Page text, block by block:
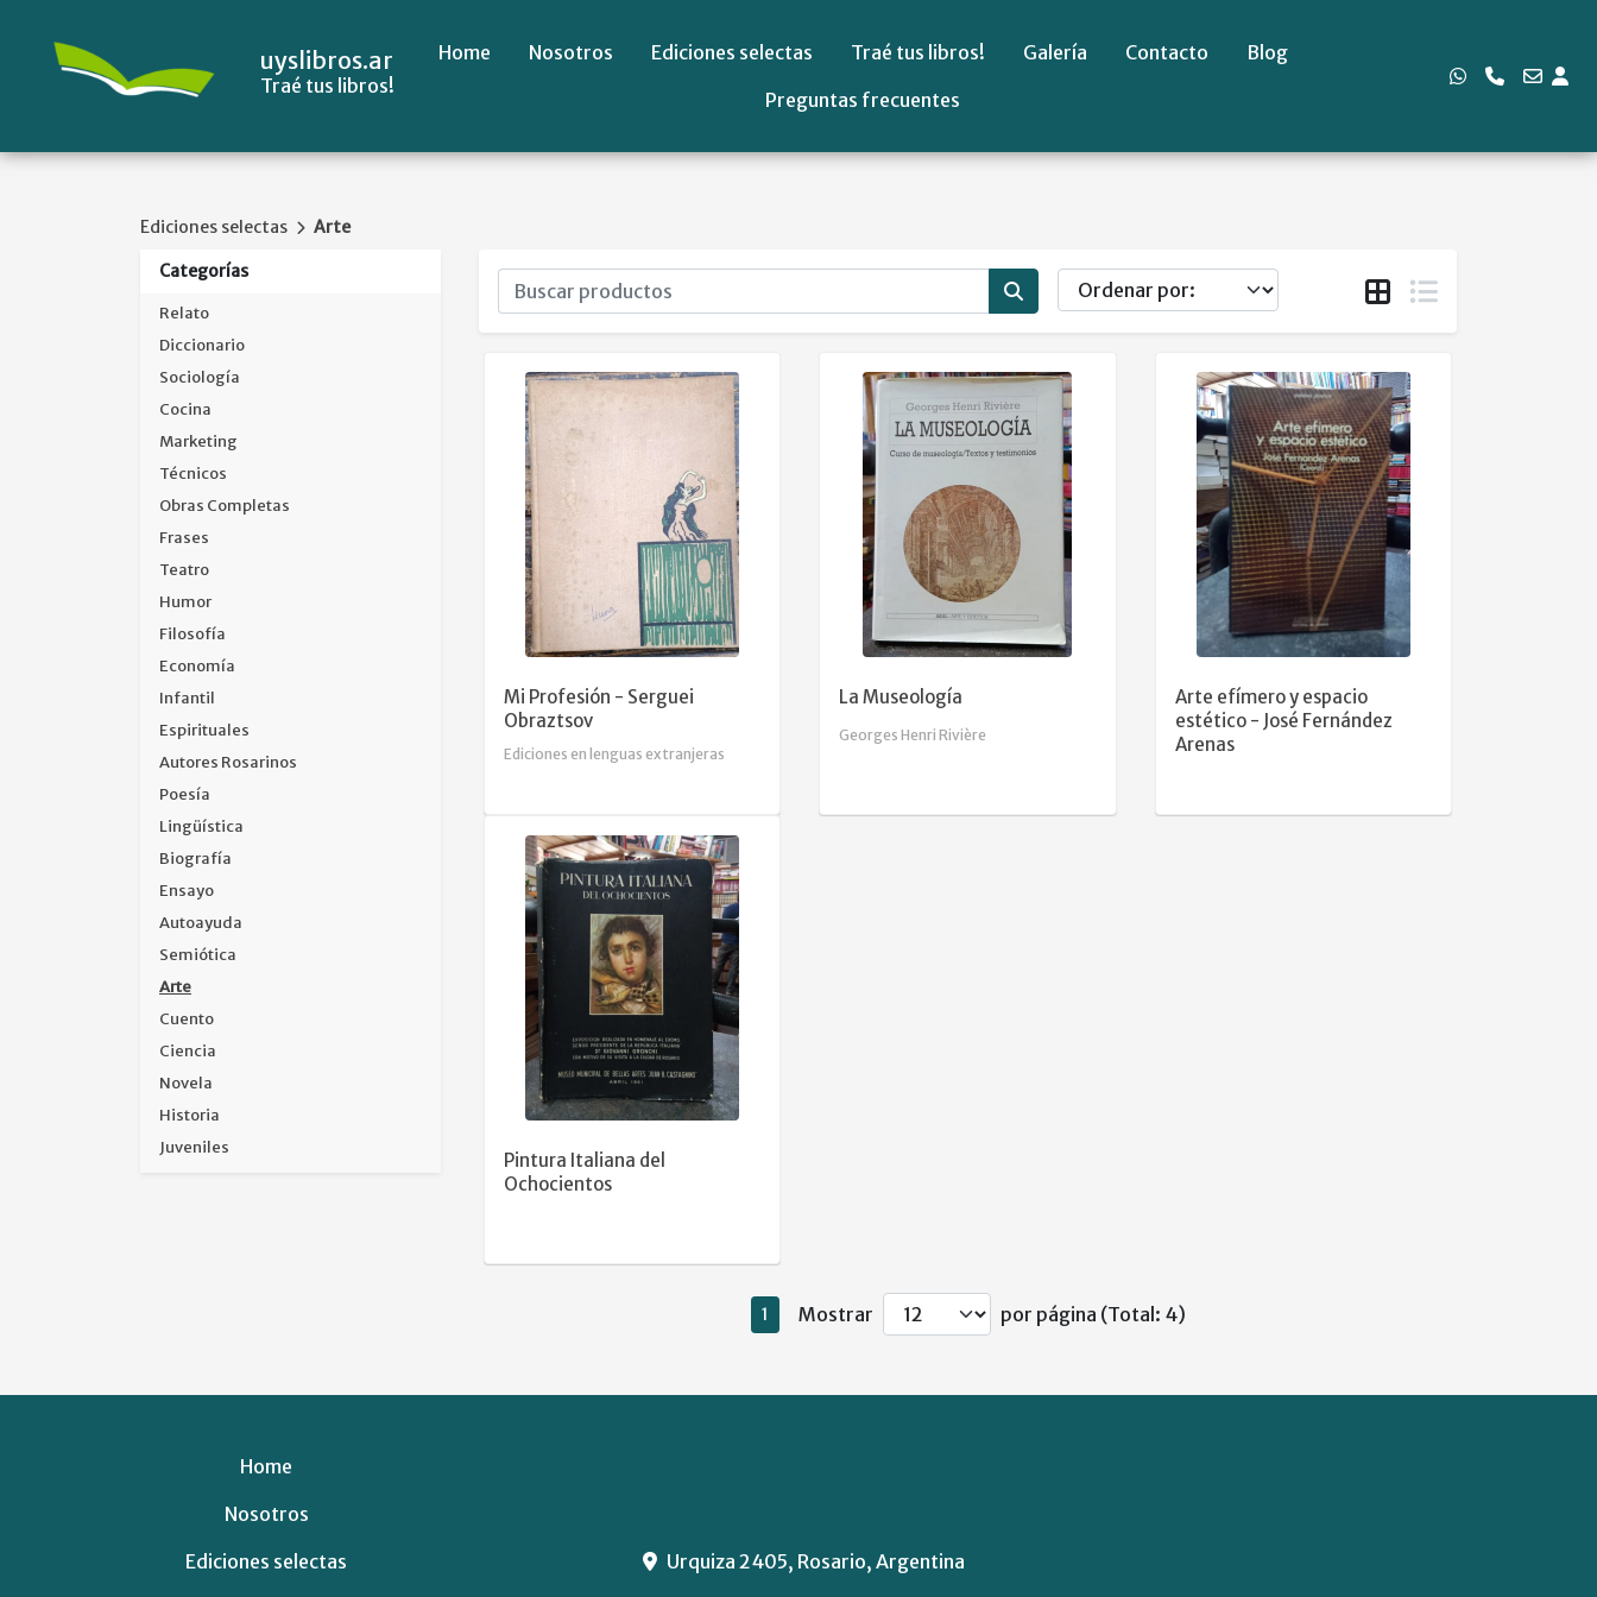
uyslibros.ar
Traé tus libros!
Home Nosotros Ediciones selectas Traé tus libros! Galería Contacto
Blog
Preguntas frecuentes
Ediciones selectas Arte
Categorías
Relato
Diccionario
Sociología
Cocina
Marketing
Técnicos
Obras Completas
Frases
Teatro
Humor
Filosofía
Economía
Infantil
Espirituales
Autores Rosarinos
Poesía
Lingüística
Biografía
Ensayo
Autoayuda
Semiótica
Arte
Cuento
Ciencia
Novela
Historia
Juveniles
Mi Profesión - Serguei
Obraztsov
Ediciones en lenguas extranjeras
La Museología
Georges Henri Rivière
Arte efímero y espacio
estético - José Fernández
Arenas
Pintura Italiana del
Ochocientos
1 Mostrar por página (Total: 4)
Home
Nosotros
Ediciones selectas
Urquiza 2405, Rosario, Argentina